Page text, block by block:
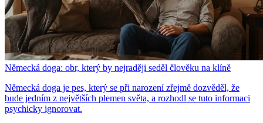
Německá doga: obr, který by nejraději seděl člověku na klíně
Německá doga je pes, který se při narození zřejmě dozvěděl, že
bude jedním z největších plemen světa, a rozhodl se tuto informaci
psychicky ignorovat.